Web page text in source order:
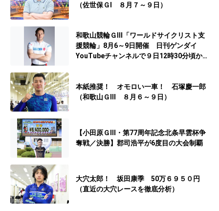
（佐世保ＧⅠ ８月７～９日）
和歌山競輪ＧⅢ「ワールドサイクリスト支
援競輪」8月6～9日開催 日刊ゲンダイ
YouTubeチャンネルで９日12時30分頃から
本紙推奨！ オモロい一車！ 石塚慶一郎
（和歌山ＧⅢ ８月６～９日）
【小田原ＧⅢ・第77周年記念北条早雲杯争
奪戦／決勝】郡司浩平が6度目の大会制覇
大穴太郎！ 坂田康季 50万６９５０円
（直近の大穴レースを徹底分析）